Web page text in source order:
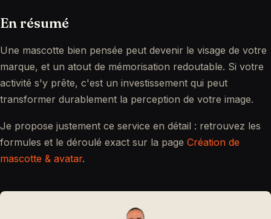
En résumé
Une mascotte bien pensée peut devenir le visage de votre
marque, et un atout de mémorisation redoutable. Si votre
activité s'y prête, c'est un investissement qui peut
transformer durablement la perception de votre image.
Je propose justement ce service en détail : retrouvez les
formules et le déroulé exact sur la page Création de
mascotte & avatar.